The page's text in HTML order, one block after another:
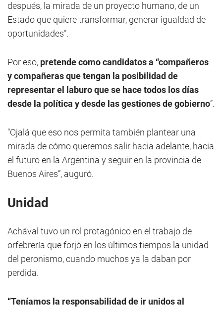
después, la mirada de un proyecto humano, de un
Estado que quiere transformar, generar igualdad de
oportunidades”.
Por eso, pretende como candidatos a “compañeros
y compañeras que tengan la posibilidad de
representar el laburo que se hace todos los días
desde la política y desde las gestiones de gobierno”.
“Ojalá que eso nos permita también plantear una
mirada de cómo queremos salir hacia adelante, hacia
el futuro en la Argentina y seguir en la provincia de
Buenos Aires”, auguró.
Unidad
Achával tuvo un rol protagónico en el trabajo de
orfebrería que forjó en los últimos tiempos la unidad
del peronismo, cuando muchos ya la daban por
perdida.
“Teníamos la responsabilidad de ir unidos al